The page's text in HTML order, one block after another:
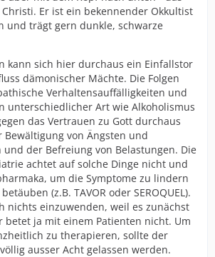
Er ist ein bekennender Okkultist
und trägt gern dunkle, schwarze
kann sich hier durchaus ein Einfallstor
dämonischer Mächte. Die Folgen
Verhaltensauffälligkeiten und
unterschiedlicher Art wie Alkoholismus
das Vertrauen zu Gott durchaus
von Ängsten und
und der Befreiung von Belastungen. Die
achtet auf solche Dinge nicht und
um die Symptome zu lindern
(z.B. TAVOR oder SEROQUEL).
nichts einzuwenden, weil es zunächst
betet ja mit einem Patienten nicht. Um
zu therapieren, sollte der
ausser Acht gelassen werden.